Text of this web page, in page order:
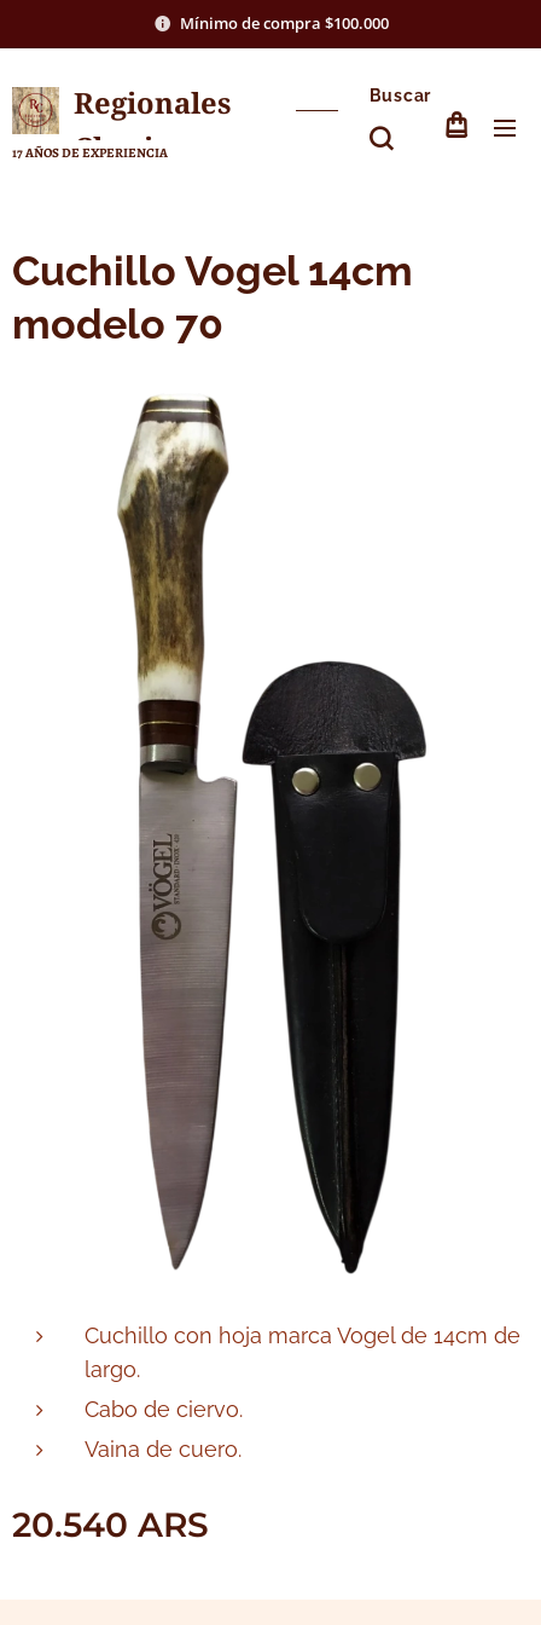
Mínimo de compra $100.000
Regionales
Chasico
17 AÑOS DE EXPERIENCIA
Buscar
Cuchillo Vogel 14cm
modelo 70
Cuchillo con hoja marca Vogel de 14cm de
largo.
Cabo de ciervo.
Vaina de cuero.
20.540 ARS